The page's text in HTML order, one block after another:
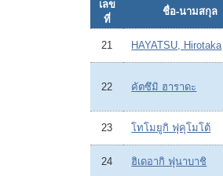
เลข
ที่
ชื่อ-นามสกุล
21 HAYATSU, Hirotaka
22 คัตซึมิ ฮาราดะ
23 โทโมยูกิ ฟุคุโมโต้
24 ฮิเดอากิ ฟุนาบาชิ